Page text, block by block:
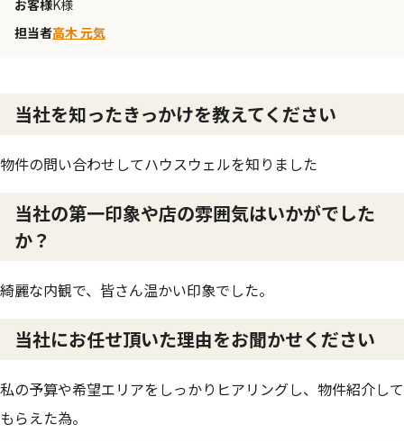
お客様K様
担当者高木 元気
当社を知ったきっかけを教えてください
物件の問い合わせしてハウスウェルを知りました
当社の第一印象や店の雰囲気はいかがでした
か？
綺麗な内観で、皆さん温かい印象でした。
当社にお任せ頂いた理由をお聞かせください
私の予算や希望エリアをしっかりヒアリングし、物件紹介して
もらえた為。